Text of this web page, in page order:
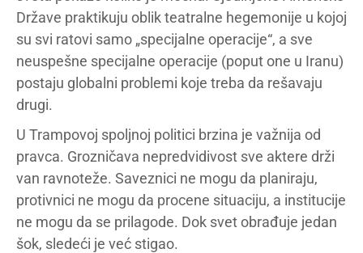
Države praktikuju oblik teatralne hegemonije u kojoj
su svi ratovi samo „specijalne operacije“, a sve
neuspešne specijalne operacije (poput one u Iranu)
postaju globalni problemi koje treba da rešavaju
drugi.
U Trampovoj spoljnoj politici brzina je važnija od
pravca. Grozničava nepredvidivost sve aktere drži
van ravnoteže. Saveznici ne mogu da planiraju,
protivnici ne mogu da procene situaciju, a institucije
ne mogu da se prilagode. Dok svet obrađuje jedan
šok, sledeći je već stigao.